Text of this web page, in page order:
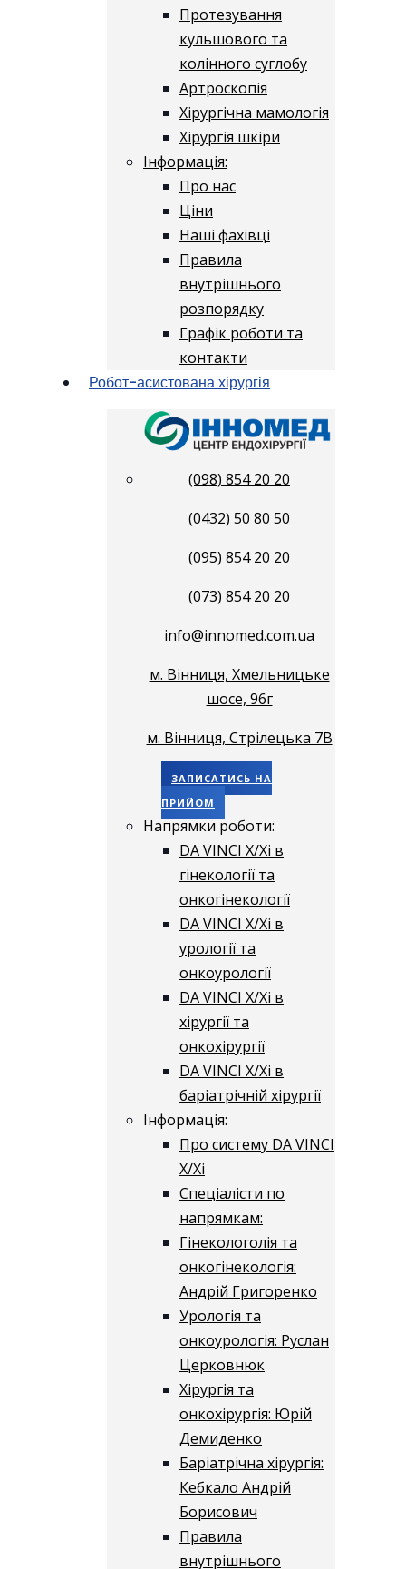
Протезування
кульшового та
колінного суглобу
Артроскопія
Хірургічна мамологія
Хірургія шкіри
Інформація:
Про нас
Ціни
Наші фахівці
Правила
внутрішнього
розпорядку
Графік роботи та
контакти
Робот-асистована хірургія
(098) 854 20 20
(0432) 50 80 50
(095) 854 20 20
(073) 854 20 20
info@innomed.com.ua
м. Вінниця, Хмельницьке
шосе, 96г
м. Вінниця, Стрілецька 7В
ЗАПИСАТИСЬ НА
ПРИЙОМ
Напрямки роботи:
DA VINCI X/Xі в
гінекології та
онкогінекології
DA VINCI X/Xі в
урології та
онкоурології
DA VINCI X/Xі в
хірургії та
онкохірургії
DA VINCI X/Xі в
баріатрічній хірургії
Інформація:
Про систему DA VINCI
X/Xі
Спеціалісти по
напрямкам:
Гінекологолія та
онкогінекологія:
Андрій Григоренко
Урологія та
онкоурологія: Руслан
Церковнюк
Хірургія та
онкохірургія: Юрій
Демиденко
Баріатрічна хірургія:
Кебкало Андрій
Борисович
Правила
внутрішнього